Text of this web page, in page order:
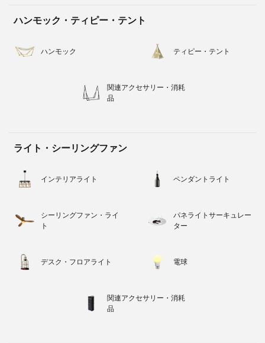
ハンモック・ティピー・テント
ハンモック ティピー・テント
関連アクセサリー・消耗
品
ライト・シーリングファン
インテリアライト ペンダントライト
シーリングファン・ライ
ト
パネライトサーキュレー
ター
デスク・フロアライト 電球
関連アクセサリー・消耗
品